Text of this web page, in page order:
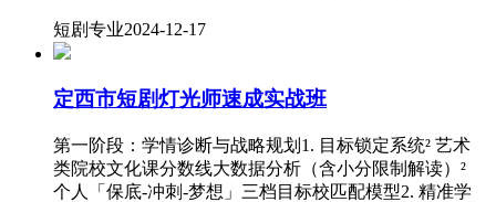
短剧专业2024-12-17
定西市短剧灯光师速成实战班
第一阶段：学情诊断与战略规划1. 目标锁定系统² 艺术
类院校文化课分数线大数据分析（含小分限制解读）²
个人「保底-冲刺-梦想」三档目标校匹配模型2. 精准学